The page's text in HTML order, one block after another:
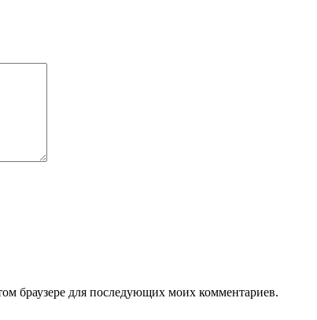
браузере для последующих моих комментариев.